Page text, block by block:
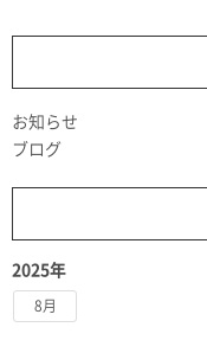
お知らせ
ブログ
2025年
8月